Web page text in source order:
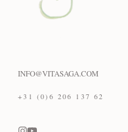
INFO@VITASAGA.COM
+31 (0)6 206 137 62